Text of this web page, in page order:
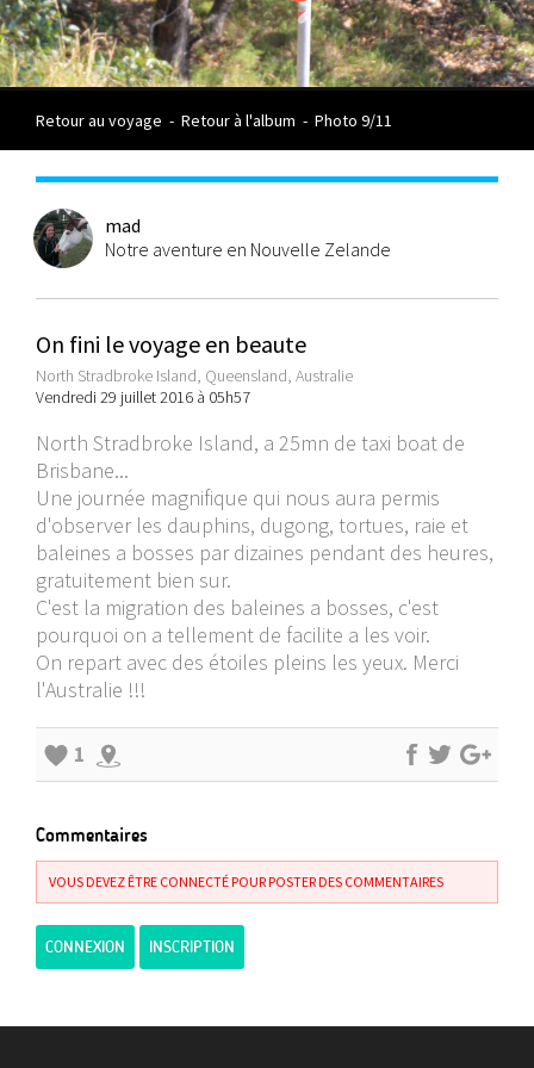
Retour au voyage - Retour à l'album - Photo 9/11
mad
Notre aventure en Nouvelle Zelande
On fini le voyage en beaute
North Stradbroke Island, Queensland, Australie
Vendredi 29 juillet 2016 à 05h57
North Stradbroke Island, a 25mn de taxi boat de
Brisbane...
Une journée magnifique qui nous aura permis
d'observer les dauphins, dugong, tortues, raie et
baleines a bosses par dizaines pendant des heures,
gratuitement bien sur.
C'est la migration des baleines a bosses, c'est
pourquoi on a tellement de facilite a les voir.
On repart avec des étoiles pleins les yeux. Merci
l'Australie !!!
1
Commentaires
VOUS DEVEZ ÊTRE CONNECTÉ POUR POSTER DES COMMENTAIRES
CONNEXION INSCRIPTION